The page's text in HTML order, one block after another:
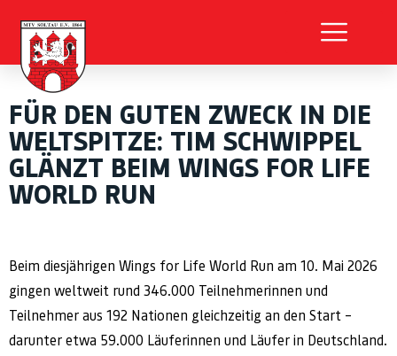
FÜR DEN GUTEN ZWECK IN DIE
WELTSPITZE: TIM SCHWIPPEL
GLÄNZT BEIM WINGS FOR LIFE
WORLD RUN
Beim diesjährigen Wings for Life World Run am 10. Mai 2026
gingen weltweit rund 346.000 Teilnehmerinnen und
Teilnehmer aus 192 Nationen gleichzeitig an den Start –
darunter etwa 59.000 Läuferinnen und Läufer in Deutschland.